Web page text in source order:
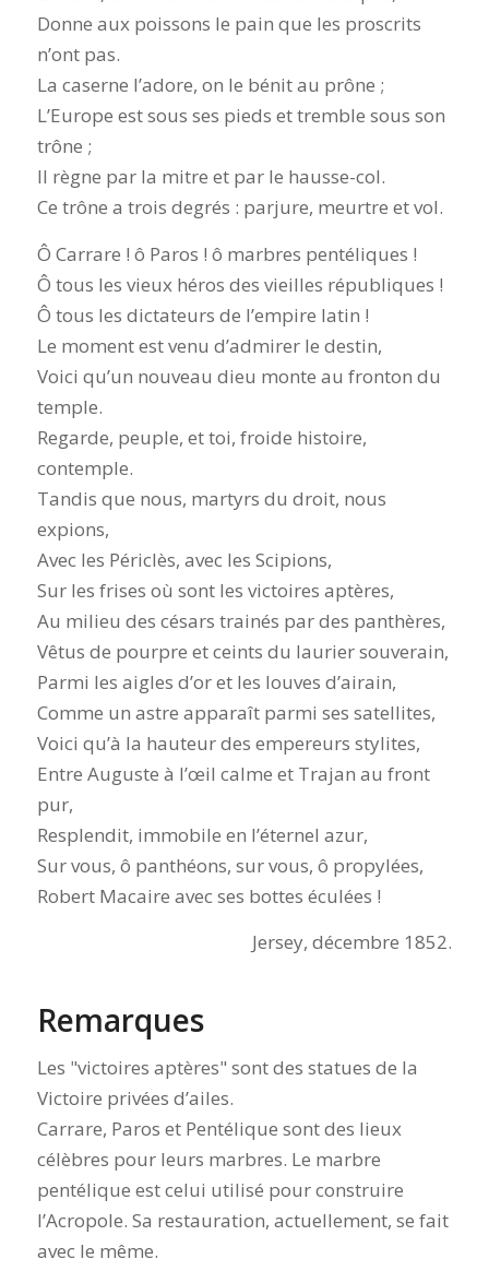
Donne aux poissons le pain que les proscrits
n’ont pas.
La caserne l’adore, on le bénit au prône ;
L’Europe est sous ses pieds et tremble sous son
trône ;
Il règne par la mitre et par le hausse-col.
Ce trône a trois degrés : parjure, meurtre et vol.
Ô Carrare ! ô Paros ! ô marbres pentéliques !
Ô tous les vieux héros des vieilles républiques !
Ô tous les dictateurs de l’empire latin !
Le moment est venu d’admirer le destin,
Voici qu’un nouveau dieu monte au fronton du
temple.
Regarde, peuple, et toi, froide histoire,
contemple.
Tandis que nous, martyrs du droit, nous
expions,
Avec les Périclès, avec les Scipions,
Sur les frises où sont les victoires aptères,
Au milieu des césars trainés par des panthères,
Vêtus de pourpre et ceints du laurier souverain,
Parmi les aigles d’or et les louves d’airain,
Comme un astre apparaît parmi ses satellites,
Voici qu’à la hauteur des empereurs stylites,
Entre Auguste à l’œil calme et Trajan au front
pur,
Resplendit, immobile en l’éternel azur,
Sur vous, ô panthéons, sur vous, ô propylées,
Robert Macaire avec ses bottes éculées !
Jersey, décembre 1852.
Remarques
Les victoires aptères sont des statues de la
Victoire privées d’ailes.
Carrare, Paros et Pentélique sont des lieux
célèbres pour leurs marbres. Le marbre
pentélique est celui utilisé pour construire
l’Acropole. Sa restauration, actuellement, se fait
avec le même.